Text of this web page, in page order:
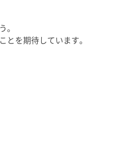
。
とを期待しています。